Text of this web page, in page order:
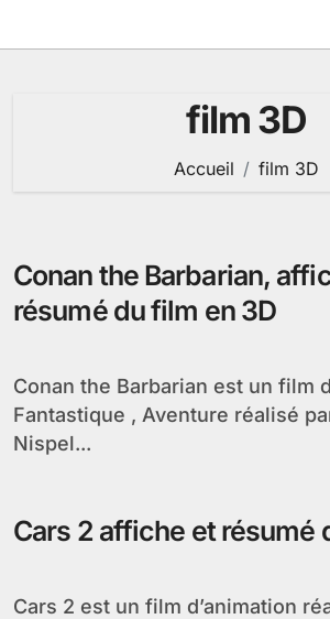
film 3D
Accueil film 3D
Conan the Barbarian,
résumé du film en 3D
Conan the Barbarian est un film d’Action ,
Fantastique , Aventure réalisé
Nispel...
Cars 2 affiche et résumé
Cars 2 est un film d’animation réalisé par Brad